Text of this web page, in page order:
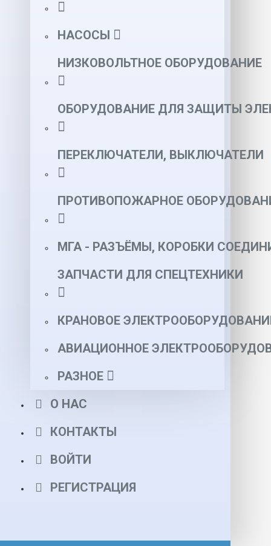
НАСОСЫ
НИЗКОВОЛЬТНОЕ ОБОРУДОВАНИЕ
ОБОРУДОВАНИЕ ДЛЯ ЗАЩИТЫ
ПЕРЕКЛЮЧАТЕЛИ, ВЫКЛЮЧАТЕЛИ
ПРОТИВОПОЖАРНОЕ
МГА - РАЗЪЁМЫ, КОРОБКИ
ЗАПЧАСТИ ДЛЯ СПЕЦТЕХНИКИ
КРАНОВОЕ
АВИАЦИОННОЕ
РАЗНОЕ
О НАС
КОНТАКТЫ
ВОЙТИ
РЕГИСТРАЦИЯ